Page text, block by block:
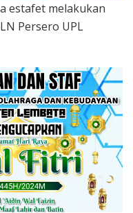
estafet melakukan
Persero UPL